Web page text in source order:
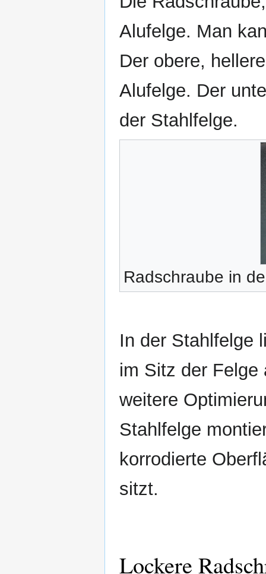
Alufelge. Man
Der obere,
Alufelge. Der
der Stahlfelge.
Radschraube in
In der Stahlfelge
im Sitz der Felge
weitere
Stahlfelge
korrodierte
sitzt.
Lockere